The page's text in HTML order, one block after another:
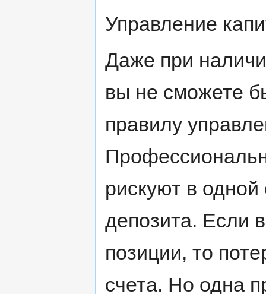
Управление
Даже при
вы не сможете
правилу
рискуют в
депозита. Если
позиции, то
счета. Но одна